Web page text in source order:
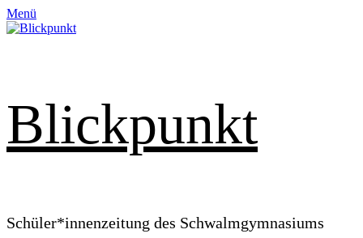
Zum
Inhalt
Menü
Blickpunkt
Schüler*innenzeitung des Schwalmgymnasiums